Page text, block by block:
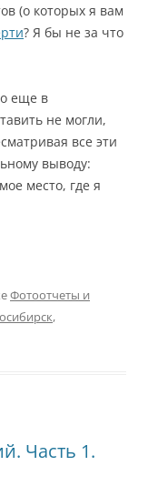
(о которых я вам
? Я бы не за что
еще в
не могли,
все эти
выводу:
место, где я
Фотоотчеты и
,
Часть 1.